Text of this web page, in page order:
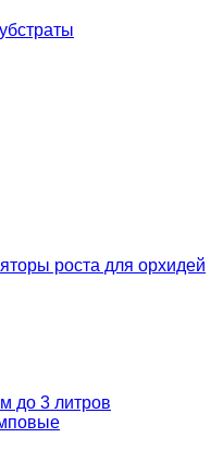
роста для орхидей
до 3 литров